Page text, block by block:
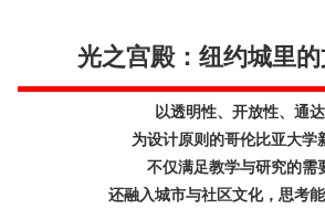
光之宫殿：纽约城里
以透明性、开放性、通
为设计原则的哥伦比亚大学
不仅满足教学与研究的需
还融入城市与社区文化，思考能